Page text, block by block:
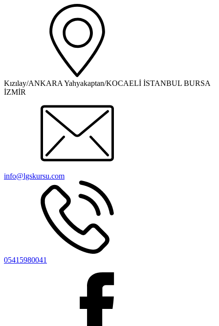
Kızılay/ANKARA Yahyakaptan/KOCAELİ İSTANBUL BURSA
İZMİR
info@lgskursu.com
05415980041